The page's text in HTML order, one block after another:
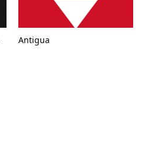
Antigua